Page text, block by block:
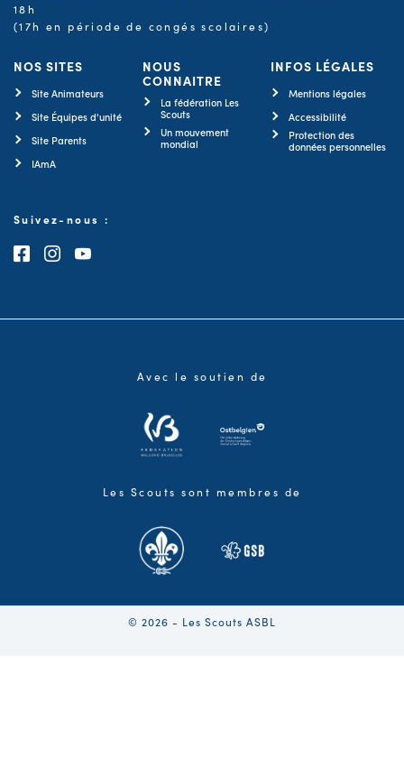
18h
(17h en période de congés scolaires)
NOS SITES
Site Animateurs
Site Équipes d'unité
Site Parents
IAmA
NOUS
CONNAITRE
La fédération Les
Scouts
Un mouvement
mondial
INFOS LÉGALES
Mentions légales
Accessibilité
Protection des
données personnelles
Suivez-nous :
Consultez notre page Facebook
Consultez notre page Instagram
Consultez notre chaîne Youtube
Avec le soutien de
Les Scouts sont membres de
© 2026 - Les Scouts ASBL